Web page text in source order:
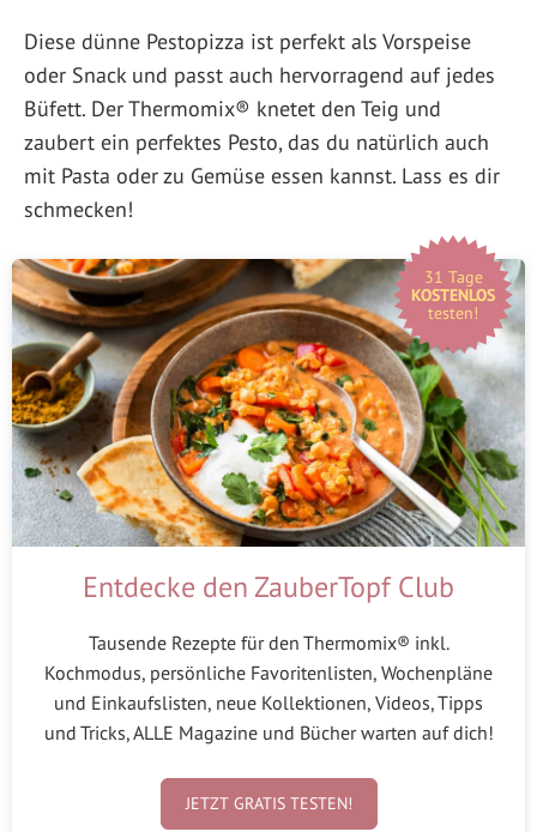
Diese dünne Pestopizza ist perfekt als Vorspeise
oder Snack und passt auch hervorragend auf jedes
Büfett. Der Thermomix® knetet den Teig und
zaubert ein perfektes Pesto, das du natürlich auch
mit Pasta oder zu Gemüse essen kannst. Lass es dir
schmecken!
31 Tage
KOSTENLOS
testen!
Entdecke den ZauberTopf Club
Tausende Rezepte für den Thermomix® inkl.
Kochmodus, persönliche Favoritenlisten, Wochenpläne
und Einkaufslisten, neue Kollektionen, Videos, Tipps
und Tricks, ALLE Magazine und Bücher warten auf dich!
JETZT GRATIS TESTEN!